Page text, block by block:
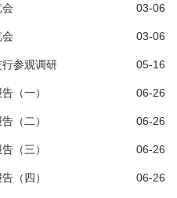
03-06
03-06
参观调研 05-16
（一） 06-26
（二） 06-26
（三） 06-26
（四） 06-26